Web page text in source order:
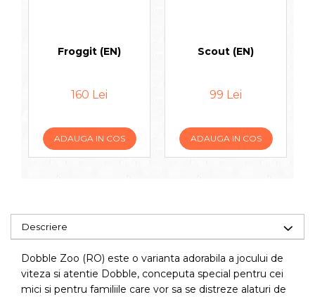
Froggit (EN)
160 Lei
ADAUGA IN COS
Scout (EN)
99 Lei
ADAUGA IN COS
Descriere
Dobble Zoo (RO) este o varianta adorabila a jocului de
viteza si atentie Dobble, conceputa special pentru cei
mici si pentru familiile care vor sa se distreze alaturi de